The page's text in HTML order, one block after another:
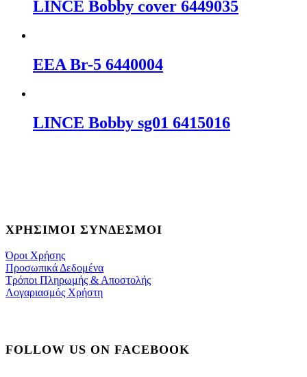
LΙΝCΕ Bobby cover 6449035
EEA Br-5 6440004
LΙΝCΕ Bobby sg01 6415016
ΧΡΉΣΙΜΟΙ ΣΎΝΔΕΣΜΟΙ
Όροι Χρήσης
Προσωπικά Δεδομένα
Τρόποι Πληρωμής & Αποστολής
Λογαριασμός Χρήστη
FOLLOW US ON FACEBOOK